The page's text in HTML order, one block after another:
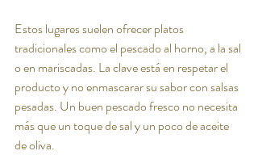
Estos lugares suelen ofrecer platos
tradicionales como el pescado al horno, a la sal
o en mariscadas. La clave está en respetar el
producto y no enmascarar su sabor con salsas
pesadas. Un buen pescado fresco no necesita
más que un toque de sal y un poco de aceite
de oliva.